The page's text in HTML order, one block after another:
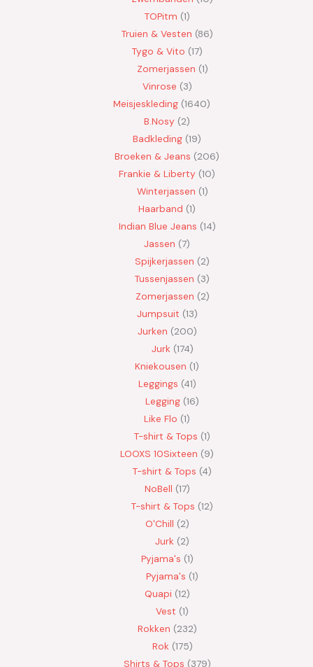
TOPitm 1
Truien & Vesten 86
Tygo & Vito 17
Zomerjassen 1
Vinrose 3
Meisjeskleding 1640
B.Nosy
2
Badkleding 19
Broeken & Jeans
206
Frankie & Liberty 10
Winterjassen 1
Haarband 1
Indian Blue Jeans 14
Jassen 7
Spijkerjassen
2
Tussenjassen
3
Zomerjassen 2
Jumpsuit 13
Jurken 200
Jurk 174
Kniekousen 1
Leggings 41
Legging 16
Like Flo 1
T-shirt & Tops 1
LOOXS 10Sixteen
9
T-shirt & Tops 4
NoBell 17
T-shirt & Tops 12
O'Chill 2
Jurk 2
Pyjama's 1
Pyjama's 1
Quapi 12
Vest 1
Rokken 232
Rok 175
Shirts & Tops 379